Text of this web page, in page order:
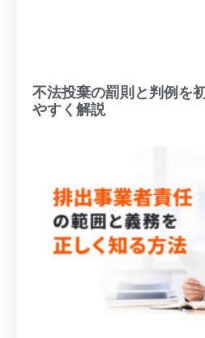
不法投棄の罰則と判例を
やすく解説